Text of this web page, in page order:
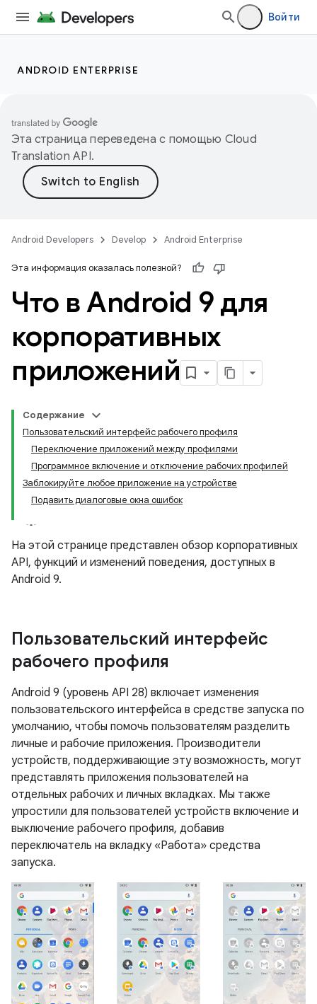
Войти
ANDROID ENTERPRISE
Эта страница переведена с помощью Cloud
Translation API.
Android Developers Develop Android Enterprise
Эта информация оказалась полезной?
Что в Android 9 для
корпоративных
приложений
Содержание
Пользовательский интерфейс рабочего профиля
Переключение приложений между профилями
Программное включение и отключение рабочих профилей
Заблокируйте любое приложение на устройстве
Подавить диалоговые окна ошибок
На этой странице представлен обзор корпоративных
API, функций и изменений поведения, доступных в
Android 9.
Пользовательский интерфейс
рабочего профиля
Android 9 (уровень API 28) включает изменения
пользовательского интерфейса в средстве запуска по
умолчанию, чтобы помочь пользователям разделить
личные и рабочие приложения. Производители
устройств, поддерживающие эту возможность, могут
представлять приложения пользователей на
отдельных рабочих и личных вкладках. Мы также
упростили для пользователей устройств включение и
выключение рабочего профиля, добавив
переключатель на вкладку «Работа» средства
запуска.